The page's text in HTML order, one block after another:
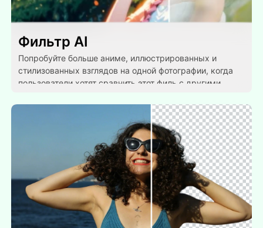
Фильтр AI
Попробуйте больше аниме, иллюстрированных и
стилизованных взглядов на одной фотографии, когда
пользователи хотят сравнить этот филь с другими